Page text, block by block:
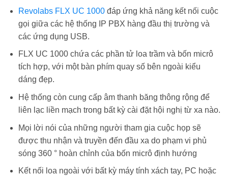
Revolabs FLX UC 1000đáp ứng khả năng kết nối cuộc
gọi giữa các hệ thống IP PBX hàng đầu thị trường và
các ứng dụng USB.
FLX UC 1000 chứa các phần tử loa trầm và bốn micrô
tích hợp, với một bàn phím quay số bên ngoài kiểu
dáng đẹp.
Hệ thống còn cung cấp âm thanh băng thông rộng để
liên lạc liền mạch trong bất kỳ cài đặt hội nghị từ xa nào.
Mọi lời nói của những người tham gia cuộc họp sẽ
được thu nhận và truyền đến đầu xa do phạm vi phủ
sóng 360 ° hoàn chỉnh của bốn micrô định hướng
Kết nối loa ngoài với bất kỳ máy tính xách tay, PC hoặc